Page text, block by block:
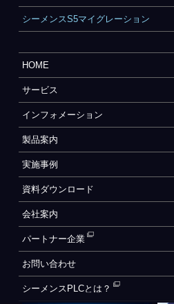
シーメンスS5マイグレーション
HOME
サービス
インフォメーション
製品案内
実施事例
資料ダウンロード
会社案内
パートナー企業
お問い合わせ
シーメンスPLCとは？